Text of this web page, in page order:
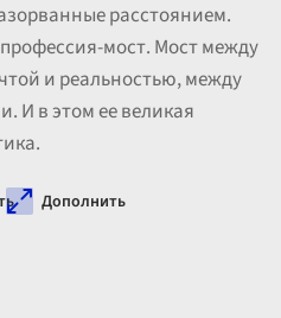
расстоянием.
мост. Мост между
и реальностью, между
И в этом ее великая
Дополнить